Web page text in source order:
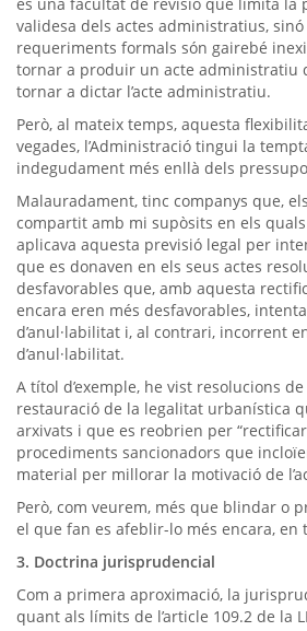
validesa dels actes administratius,
requeriments formals són gairebé
tornar a produir un acte administratiu
tornar a dictar l’acte administratiu.
Però, al mateix temps, aquesta
vegades, l’Administració tingui la
indegudament més enllà dels
Malauradament, tinc companys que,
compartit amb mi supòsits en els
aplicava aquesta previsió legal per
que es donaven en els seus actes
desfavorables que, amb aquesta
encara eren més desfavorables,
d’anul·labilitat i, al contrari, incorrent
d’anul·labilitat.
A títol d’exemple, he vist resolucions
restauració de la legalitat urbanística
arxivats i que es reobrien per
procediments sancionadors que
material per millorar la motivació de
Però, com veurem, més que blindar o
el que fan es afeblir-lo més encara, en
3. Doctrina jurisprudencial
Com a primera aproximació, la
quant als límits de l’article 109.2 de la